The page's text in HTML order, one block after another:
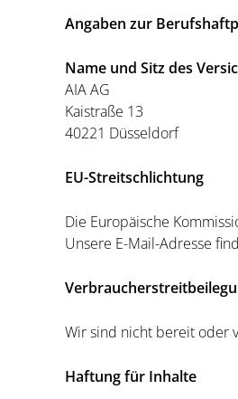
Angaben zur
Name und Sitz des
AIA AG
Kaistraße 13
40221 Düsseldorf
EU-Streitschlichtung
Die Europäische
Unsere E-Mail-Adresse
Wir sind nicht bereit oder
Haftung für Inhalte